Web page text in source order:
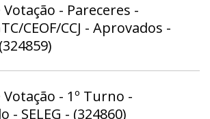
Votação - Pareceres -
CEOF/CCJ - Aprovados -
Votação - 1º Turno -
- SELEG - (324860)